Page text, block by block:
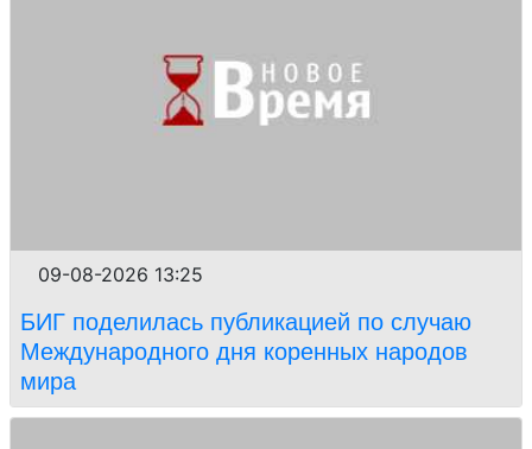
09-08-2026 13:25
БИГ поделилась публикацией по случаю
Международного дня коренных народов
мира